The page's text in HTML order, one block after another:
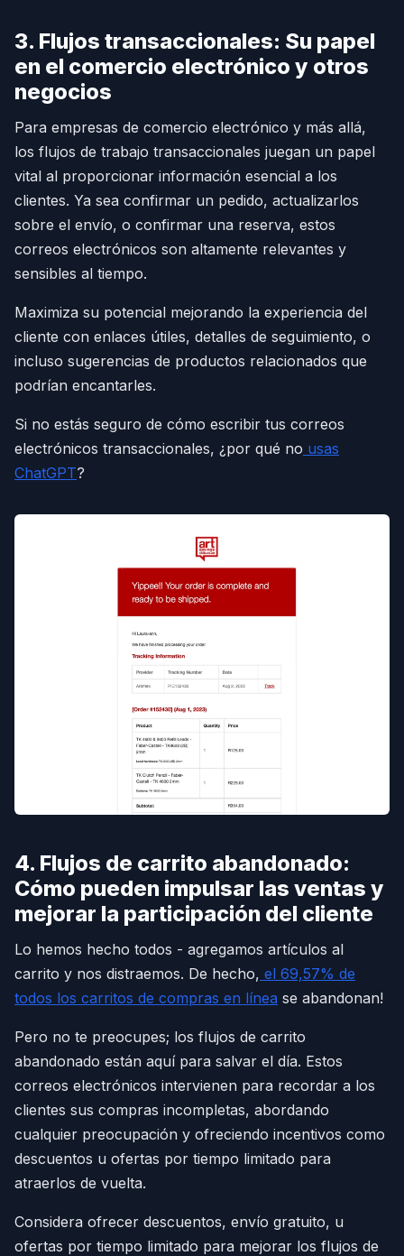
3. Flujos transaccionales: Su papel
en el comercio electrónico y otros
negocios
Para empresas de comercio electrónico y más allá,
los flujos de trabajo transaccionales juegan un papel
vital al proporcionar información esencial a los
clientes. Ya sea confirmar un pedido, actualizarlos
sobre el envío, o confirmar una reserva, estos
correos electrónicos son altamente relevantes y
sensibles al tiempo.
Maximiza su potencial mejorando la experiencia del
cliente con enlaces útiles, detalles de seguimiento, o
incluso sugerencias de productos relacionados que
podrían encantarles.
Si no estás seguro de cómo escribir tus correos
electrónicos transaccionales, ¿por qué no usas
ChatGPT?
4. Flujos de carrito abandonado:
Cómo pueden impulsar las ventas y
mejorar la participación del cliente
Lo hemos hecho todos - agregamos artículos al
carrito y nos distraemos. De hecho, el 69,57% de
todos los carritos de compras en línea se abandonan!
Pero no te preocupes; los flujos de carrito
abandonado están aquí para salvar el día. Estos
correos electrónicos intervienen para recordar a los
clientes sus compras incompletas, abordando
cualquier preocupación y ofreciendo incentivos como
descuentos u ofertas por tiempo limitado para
atraerlos de vuelta.
Considera ofrecer descuentos, envío gratuito, u
ofertas por tiempo limitado para mejorar los flujos de